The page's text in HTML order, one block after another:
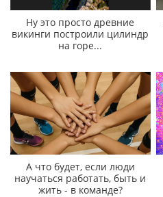
Ну это просто древние
викинги построили цилиндр
на горе...
А что будет, если люди
научаться работать, быть и
жить - в команде?